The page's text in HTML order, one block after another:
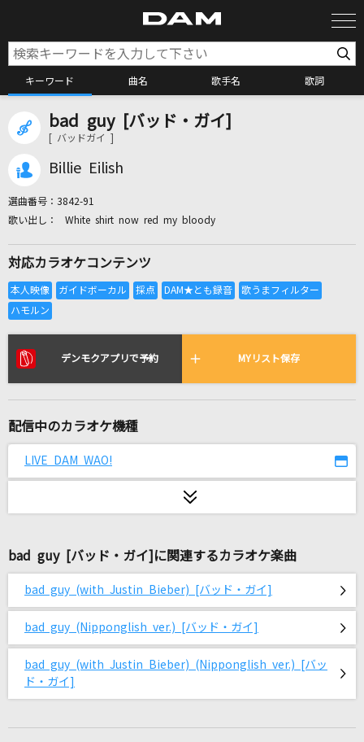
キーワード 曲名 歌手名 歌詞
カラオケ検索
全国りれき
リアルタイムで歌われている曲の一覧
PRIDE
フラジール
ぬゆり
Saucy Dog
[生音]RAIN
カトラリー
God knows...
涼宮ハルヒ(CV.平野綾)
bad guy [バッド・ガイ]
[ バッドガイ ]
Billie Eilish
選曲番号： 3842-91
White shirt now red my bloody
対応カラオケコンテンツ
デンモクアプリで予約 MYリスト保存
配信中のカラオケ機種
LIVE DAM WAO!
bad guy [バッド・ガイ]に関連するカラオケ楽曲
bad guy (with Justin Bieber) [バッド・ガイ]
bad guy (Nipponglish ver.) [バッド・ガイ]
bad guy (with Justin Bieber) (Nipponglish ver.) [バッ
ド・ガイ]